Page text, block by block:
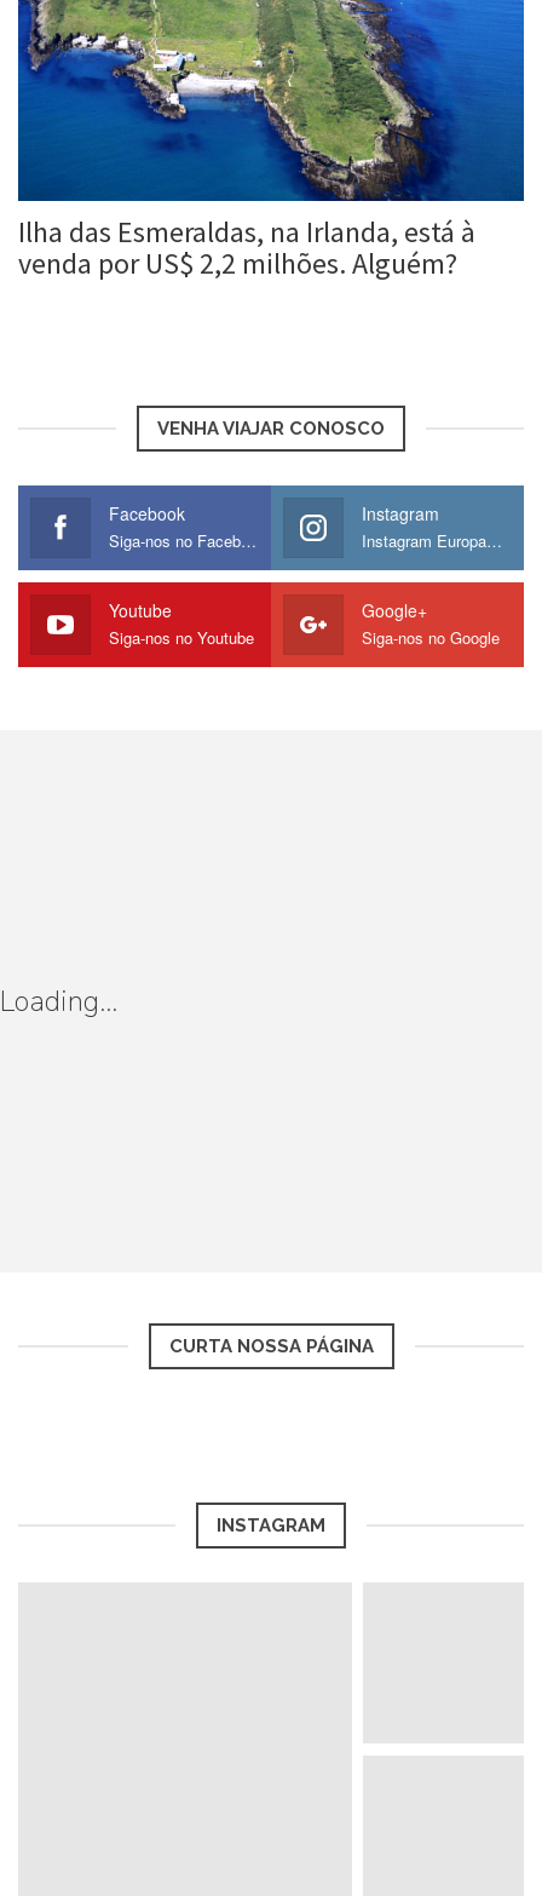
Ilha das Esmeraldas, na Irlanda, está à
venda por US$ 2,2 milhões. Alguém?
VENHA VIAJAR CONOSCO
Facebook
Siga-nos no Facebook
Instagram
Instagram Europamos
Youtube
Siga-nos no Youtube
Google+
Siga-nos no Google
Loading...
CURTA NOSSA PÁGINA
INSTAGRAM